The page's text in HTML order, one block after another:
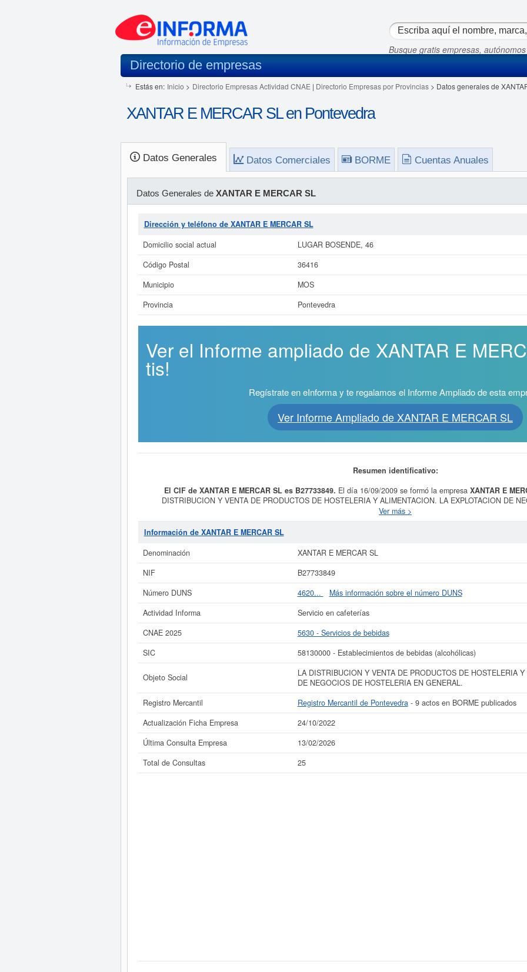
Busque gratis empresas,
Directorio de empresas
Estás en: Inicio > Directorio Empresas Actividad CNAE | Directorio Empresas por Provincias> Datos generales de
XANTAR E MERCAR SL en Pontevedra
Datos Generales Datos Comerciales BORME Cuentas Anuales
Datos Generales de XANTAR E MERCAR SL
Dirección y teléfono de XANTAR E MERCAR SL
Domicilio social actual
LUGAR BOSENDE, 46
Código Postal
36416
Municipio
MOS
Provincia
Pontevedra
Ver el Informe ampliado de XANTAR E
tis!
Regístrate en eInforma y te regalamos el Informe Ampliado de esta
Ver Informe Ampliado de XANTAR E MERCAR SL
Resumen identificativo:
El CIF de XANTAR E MERCAR SL es B27733849. El día 16/09/2009 se formó la empresa XANTAR E
DISTRIBUCION Y VENTA DE PRODUCTOS DE HOSTELERIA Y ALIMENTACION. LA EXPLOTACION DE
GENERAL.. Está dentro de la categoría CNAE 5630 - Servicios de bebidas. La empresa
correspondiente a la actividad 58130000. El equipo de empleados se compone de un total de 2. La ficha
visualización es del 13/02/2026. Esta empresa y otras similiares pueden aspirar a algunas subvenciones.
Pontevedra.
Si está interesado en conocer más datos de la empresa XANTAR E MERCAR SL puede
E MERCAR SL y consultar los resultados de sus años de actividad, así como los balances y cuentas
La última actualización del informe de empresa se ha realizado el 24/10/2022.
Ver más >
Información de XANTAR E MERCAR SL
Denominación
XANTAR E MERCAR SL
NIF
B27733849
Número DUNS
4620...
Más información sobre el número DUNS
Actividad Informa
Servicio en cafeterías
CNAE 2025
5630 - Servicios de bebidas
SIC
58130000 - Establecimientos de bebidas (alcohólicas)
Objeto Social
LA DISTRIBUCION Y VENTA DE PRODUCTOS DE HOSTELERIA
DE NEGOCIOS DE HOSTELERIA EN GENERAL.
Registro Mercantil
Registro Mercantil de Pontevedra- 9 actos en BORME publicados
Actualización Ficha Empresa
24/10/2022
Última Consulta Empresa
13/02/2026
Total de Consultas
25